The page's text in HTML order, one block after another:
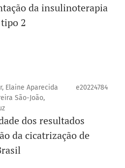
da insulinoterapia
2
Elaine Aparecida
São-João,
e20224784
dos resultados
da cicatrização de